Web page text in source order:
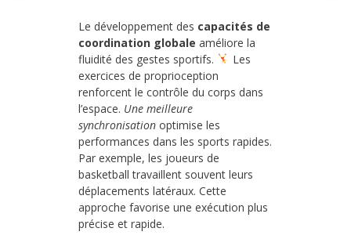
Le développement des capacités de
coordination globale améliore la
fluidité des gestes sportifs.
Les
exercices de proprioception
renforcent le contrôle du corps dans
l’espace. Une meilleure
synchronisation optimise les
performances dans les sports rapides.
Par exemple, les joueurs de
basketball travaillent souvent leurs
déplacements latéraux. Cette
approche favorise une exécution plus
précise et rapide.